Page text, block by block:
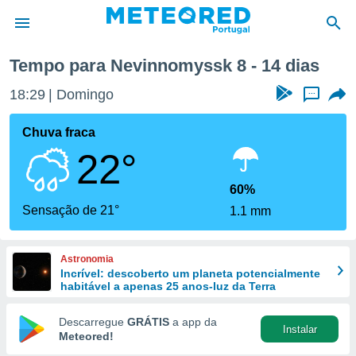
da
foi
fornecidas
a este
das
e
forma
digital
Tempo para Nevinnomyssk 8 - 14 dias
18:29 Domingo ...
Chuva fraca
22°
Sensação de 21°
60%
1.1 mm
Astronomia
Incrível: descoberto um planeta potencialmente
habitável a apenas 25 anos-luz da Terra
Descarregue GRÁTIS a app da
Meteored!
Instalar